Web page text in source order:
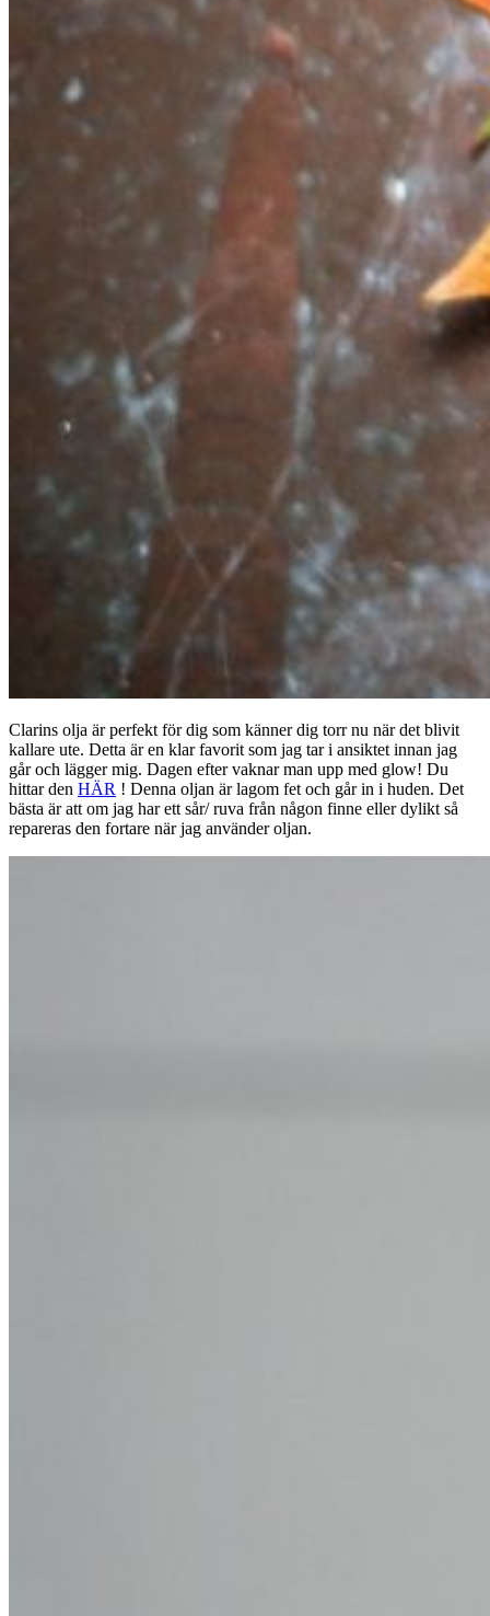
Clarins olja är perfekt för dig som känner dig torr nu när det blivit
kallare ute. Detta är en klar favorit som jag tar i ansiktet innan jag
går och lägger mig. Dagen efter vaknar man upp med glow! Du
hittar den HÄR ! Denna oljan är lagom fet och går in i huden. Det
bästa är att om jag har ett sår/ ruva från någon finne eller dylikt så
repareras den fortare när jag använder oljan.